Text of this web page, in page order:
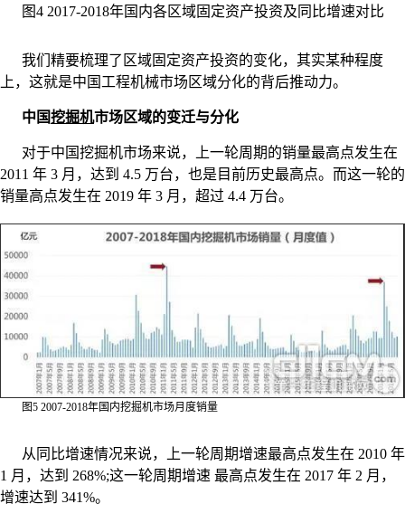
图4 2017-2018年国内各区域固定资产投资及同比增速对比
我们精要梳理了区域固定资产投资的变化，其实某种程度
上，这就是中国工程机械市场区域分化的背后推动力。
中国挖掘机市场区域的变迁与分化
对于中国挖掘机市场来说，上一轮周期的销量最高点发生在
2011 年 3 月，达到 4.5 万台，也是目前历史最高点。而这一轮的
销量高点发生在 2019 年 3 月，超过 4.4 万台。
图5 2007-2018年国内挖掘机市场月度销量
从同比增速情况来说，上一轮周期增速最高点发生在 2010 年
1 月，达到 268%;这一轮周期增速 最高点发生在 2017 年 2 月，
增速达到 341%。